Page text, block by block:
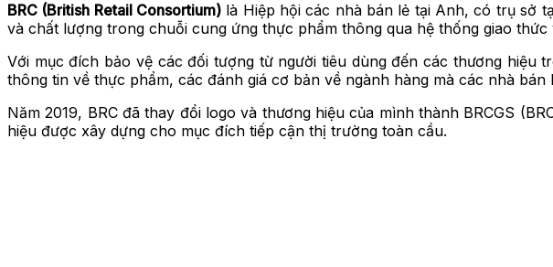
BRC (British Retail Consortium) là Hiệp hội các nhà bán lẻ tại Anh, có trụ sở
và chất lượng trong chuỗi cung ứng thực phẩm thông qua hệ thống giao
Với mục đích bảo vệ các đối tượng từ người tiêu dùng đến các thương hiệu
thông tin về thực phẩm, các đánh giá cơ bản về ngành hàng mà các nhà bán
Năm 2019, BRC đã thay đổi logo và thương hiệu của mình thành BRCGS
hiệu được xây dựng cho mục đích tiếp cận thị trường toàn cầu.